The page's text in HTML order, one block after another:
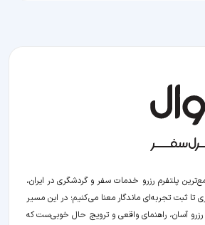
پلتفرم رزرو خدمات سفر و گردشگری در ایران،
ثبت تجربه‌ای ماندگار معنا می‌کنیم؛ در این مسیر‍
رزرو آسان، راهنمای واقعی و ترویج حال خوبی‌ست که